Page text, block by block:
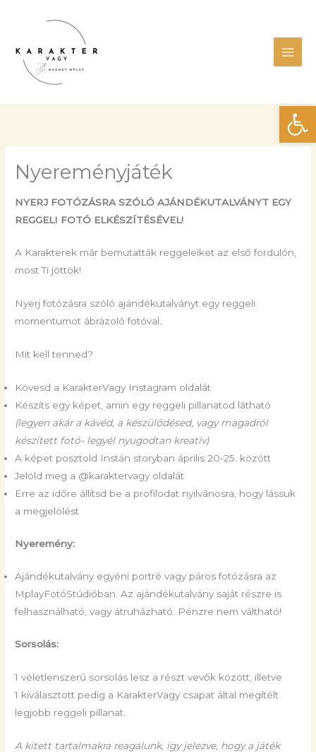
Nyereményjáték
NYERJ FOTÓZÁSRA SZÓLÓ AJÁNDÉKUTALVÁNYT EGY
REGGELI FOTÓ ELKÉSZÍTÉSÉVEL!
A Karakterek már bemutatták reggeleiket az első fordulón,
most Ti jöttök!
Nyerj fotózásra szóló ajándékutalványt egy reggeli
momentumot ábrázoló fotóval.
Mit kell tenned?
Kövesd a KarakterVagy Instagram oldalát
Készíts egy képet, amin egy reggeli pillanatod látható
(legyen akár a kávéd, a készülődésed, vagy magadról
készített fotó- legyél nyugodtan kreatív)
A képet posztold Instán storyban április 20-25. között
Jelöld meg a @karaktervagy oldalát
Erre az időre állítsd be a profilodat nyilvánosra, hogy lássuk
a megjelölést
Nyeremény:
Ajándékutalvány egyéni portré vagy páros fotózásra az
MplayFotóStúdióban. Az ajándékutalvány saját részre is
felhasználható, vagy átruházható. Pénzre nem váltható!
Sorsolás:
1 véletlenszerű sorsolás lesz a részt vevők között, illetve
1 kiválasztott pedig a KarakterVagy csapat által megítélt
legjobb reggeli pillanat.
A kitett tartalmakra reagálunk, így jelezve, hogy a játék